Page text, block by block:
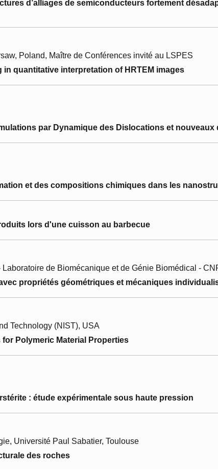
d’alliages de semiconducteurs fortement
Poland, Maître de Conférences invité au LSPES
quantitative interpretation of HRTEM images
par Dynamique des Dislocations et
et des compositions chimiques dans les
lors d'une cuisson au barbecue
de Biomécanique et de Génie Biomédical -
propriétés géométriques et mécaniques
Technology (NIST), USA
Polymeric Material Properties
: étude expérimentale sous haute pression
Université Paul Sabatier, Toulouse
des roches